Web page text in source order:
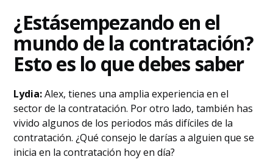
‍¿Estásempezando en el
mundo de la contratación?
Esto es lo que debes saber
Lydia:Alex, tienes una amplia experiencia en el
sector de la contratación. Por otro lado, también has
vivido algunos de los periodos más difíciles de la
contratación. ¿Qué consejo le darías a alguien que se
inicia en la contratación hoy en día?